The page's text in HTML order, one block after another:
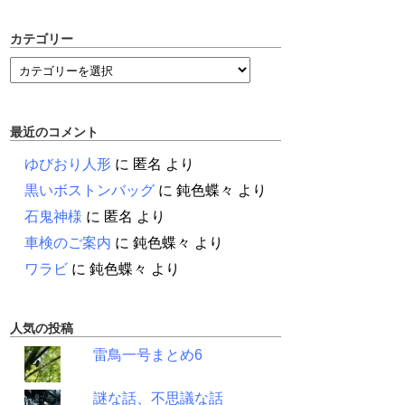
カテゴリー
最近のコメント
ゆびおり人形 に 匿名 より
黒いボストンバッグ に 鈍色蝶々 より
石鬼神様 に 匿名 より
車検のご案内 に 鈍色蝶々 より
ワラビ に 鈍色蝶々 より
人気の投稿
雷鳥一号まとめ6
謎な話、不思議な話